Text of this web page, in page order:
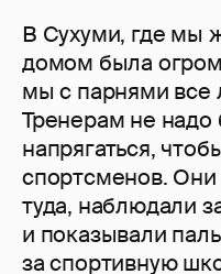
В Сухуми, где мы
домом была
мы с парнями все
Тренерам не
напрягаться,
спортсменов.
туда, наблюдали
и показывали
за спортивную